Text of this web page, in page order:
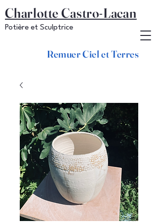
Remuer Ciel et Terres
Potière et Sculptrice
Charlotte Castro-Lacan